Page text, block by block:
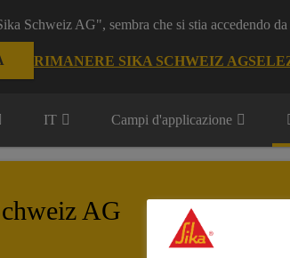
Schweiz AG", sembra che si stia accedendo
RIMANERE SIKA SCHWEIZ AG
IT Campi d'applicazione
AG